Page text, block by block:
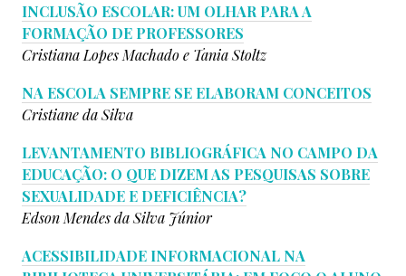
INCLUSÃO ESCOLAR: UM OLHAR PARA A
FORMAÇÃO DE PROFESSORES
Cristiana Lopes Machado e Tania Stoltz
NA ESCOLA SEMPRE SE ELABORAM CONCEITOS
Cristiane da Silva
LEVANTAMENTO BIBLIOGRÁFICA NO CAMPO DA
EDUCAÇÃO: O QUE DIZEM AS PESQUISAS SOBRE
SEXUALIDADE E DEFICIÊNCIA?
Edson Mendes da Silva Júnior
ACESSIBILIDADE INFORMACIONAL NA